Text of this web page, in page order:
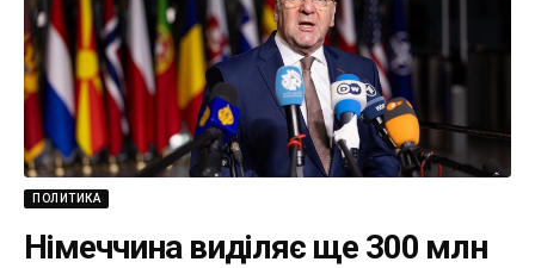
ПОЛИТИКА
Німеччина виділяє ще 300 млн